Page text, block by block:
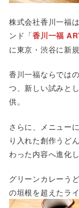
株式会社香川一福
ンド「香川一福
に東京・渋谷に新
香川一福ならでは
つ、新しい試みと
供。
さらに、メニュー
り入れた創作うど
わった内容へ進化
グリーンカレーう
の垣根を超えたラ